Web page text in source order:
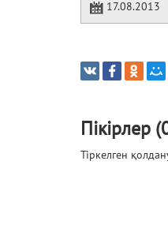
17.08.2013
Пікірлер
Тіркелген